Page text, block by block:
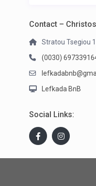
Contact –
Stratou Tsegiou
(0030)
Lefkada BnB
Social Links: